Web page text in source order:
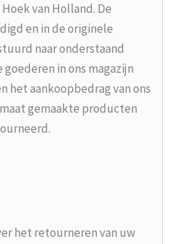
van Holland. De
en in de originele
naar onderstaand
in ons magazijn
het aankoopbedrag van ons
gemaakte producten
het retourneren van uw